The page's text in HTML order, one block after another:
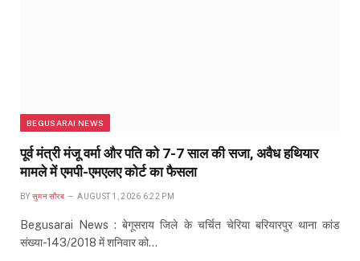
BEGUSARAI NEWS
पूर्व मंत्री मंजू वर्मा और पति को 7-7 साल की सजा, अवैध हथियार
मामले में एमपी-एमएलए कोर्ट का फैसला
BY सुमन सौरब AUGUST 1, 2026 6:22 PM
Begusarai News : बेगूसराय जिले के चर्चित चेरिया बरियारपुर थाना कांड
संख्या-143/2018 में शनिवार को…